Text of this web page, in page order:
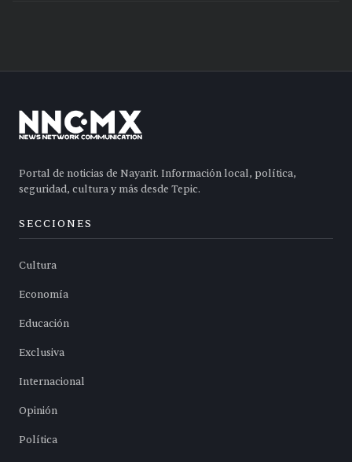
Portal de noticias de Nayarit. Información local, política,
seguridad, cultura y más desde Tepic.
SECCIONES
Cultura
Economía
Educación
Exclusiva
Internacional
Opinión
Política